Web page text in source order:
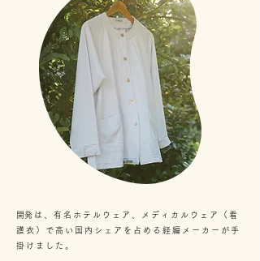
​開発は、有名ホテルウェア、メディカルウェア（看
護衣）で高い国内シェアを占める経編メーカーが手
掛けました。